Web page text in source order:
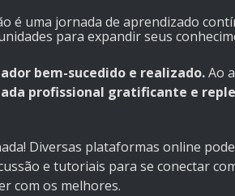
é uma jornada de aprendizado
para expandir seus
bem-sucedido e realizado.Ao
profissional gratificante e
Diversas plataformas online
e tutoriais para se conectar
com os melhores.